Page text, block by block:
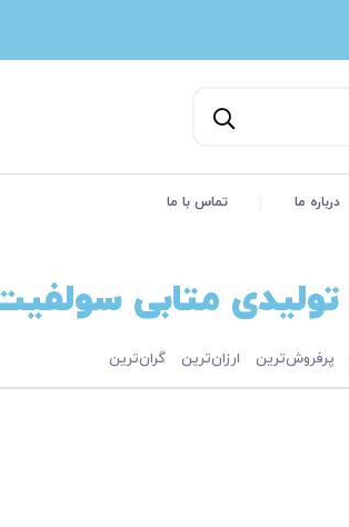
درباره ما تماس با ما
تولیدی متابی
پرفروش‌ترین ارزان‌ترین گران‌ترین